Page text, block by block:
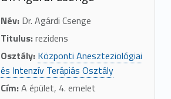
Név:Dr. Agárdi Csenge
Titulus:rezidens
Osztály: Központi Aneszteziológiai
és Intenzív Terápiás Osztály
Cím:A épület, 4. emelet